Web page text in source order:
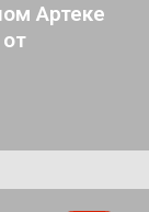
Артеке